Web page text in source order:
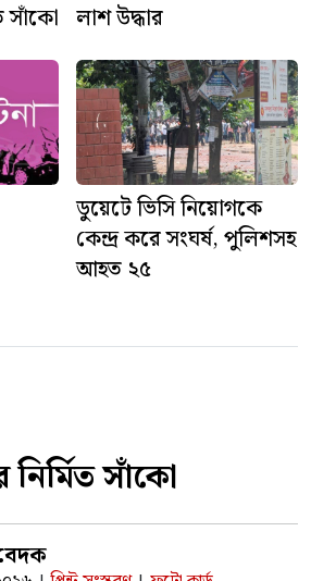
সাঁকো লাশ উদ্ধার
ডুয়েটে ভিসি নিয়োগকে
কেন্দ্র করে সংঘর্ষ, পুলিশসহ
আহত ২৫
সাঁকো